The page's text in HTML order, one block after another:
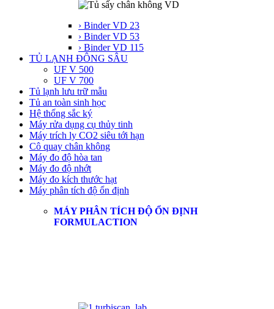
› Binder VD 23
› Binder VD 53
› Binder VD 115
TỦ LẠNH ĐÔNG SÂU
UF V 500
UF V 700
Tủ lạnh lưu trữ mẫu
Tủ an toàn sinh học
Hệ thống sắc ký
Máy rửa dụng cụ thủy tinh
Máy trích ly CO2 siêu tới hạn
Cô quay chân không
Máy đo độ hòa tan
Máy đo độ nhớt
Máy đo kích thước hạt
Máy phân tích độ ổn định
MÁY PHÂN TÍCH ĐỘ ỔN ĐỊNH
FORMULACTION